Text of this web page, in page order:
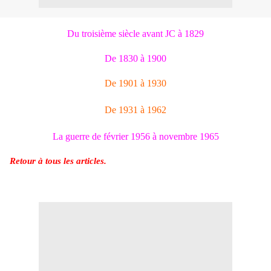
Du troisième siècle avant JC à 1829
De 1830 à 1900
De 1901 à 1930
De 1931 à 1962
La guerre de février 1956 à novembre 1965
Retour à tous les articles.